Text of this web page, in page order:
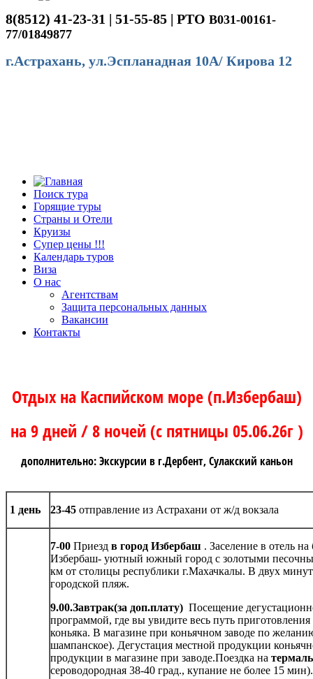
8(8512) 41-23-31 | 51-55-85 | РТО В031-00161-
77/01849877
г.Астрахань, ул.Эспланадная 10А/ Кирова 12
Поиск тура
Горящие туры
Страны и Отели
Круизы
Супер цены !!!
Календарь туров
Виза
О нас
Агентствам
Защита персональных данных
Вакансии
Контакты
Отдых на Каспийском море (п.Избербаш)
на 9 дней / 8 ночей (с пятницы 05.06.26г )
дополнительно: Экскурсии в г.Дербент, Сулакский каньон
1 день 23-45 отправление из Астрахани от ж/д вокзала
7-00 Приезд в город Избербаш . Заселение в отель
Избербаш- уютный южный город с золотыми
км от столицы республики г.Махачкалы. В двух
городской пляж.
9.00.Завтрак(за доп.плату) Посещение
программой, где вы увидите весь путь приготовления
коньяка. В магазине при коньячном заводе по
шампанское). Дегустация местной продукции
продукции в магазине при заводе.Поездка на
сероводородная 38-40 град., купание не более 15